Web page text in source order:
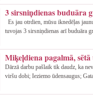
3 sirsniņdienas buduāra
Es jau otrdien, mūsu iknedēļas
tuvojas 3 sirsniņdienas arī buduāra
Miķeļdiena pagalmā,
Dārzā darbu pašlaik tik daudz, ka
viršu dobi; Ieziemo ūdensaugus;